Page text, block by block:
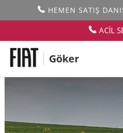
HEMEN SATIŞ
ACİL
Göker